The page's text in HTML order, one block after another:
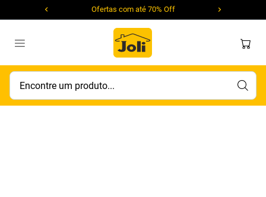
Ofertas com até 70% Off
Encontre um produto...